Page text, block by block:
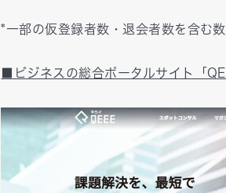
*一部の仮登録者数・退会者数を含む数
■ビジネスの総合ポータルサイト「